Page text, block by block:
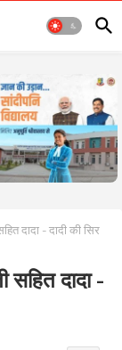
दादा - दादी की सिर
सहित दादा -